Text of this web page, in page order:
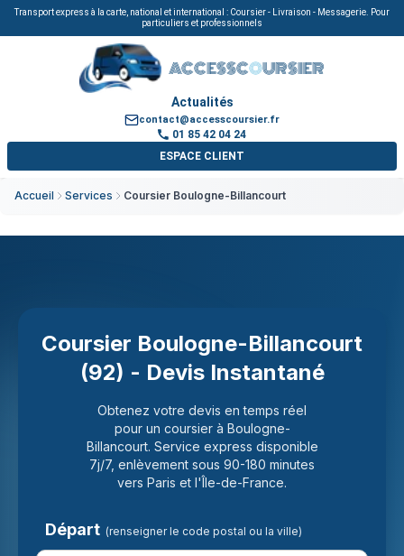
Transport express à la carte, national et international : Coursier - Livraison - Messagerie. Pour
particuliers et professionnels
ACCESSCOURSIER
Actualités
contact@accesscoursier.fr
01 85 42 04 24
ESPACE CLIENT
Accueil Services Coursier Boulogne-Billancourt
Coursier Boulogne-Billancourt
(92) - Devis Instantané
Obtenez votre devis en temps réel
pour un coursier à Boulogne-
Billancourt. Service express disponible
7j/7, enlèvement sous 90-180 minutes
vers Paris et l'Île-de-France.
Départ (renseigner le code postal ou la ville)